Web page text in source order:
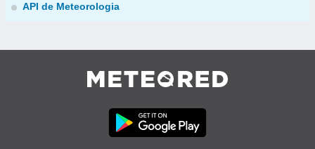
API de Meteorologia